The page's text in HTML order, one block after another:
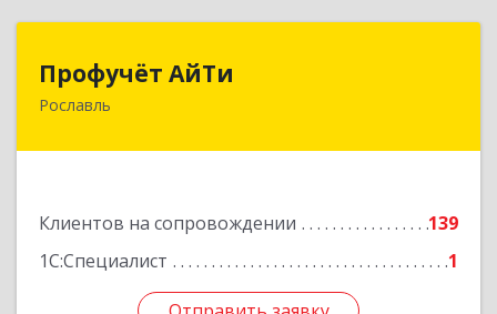
Профучёт АйТи
Рославль
Клиентов на сопровождении
139
1С:Специалист
1
216500, Смоленская обл, Рославльский р-н,